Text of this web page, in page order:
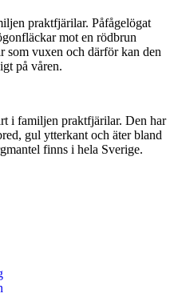
praktfjärilar. Påfågelögat
mot en rödbrun
som vuxen och därför kan den
på våren.
i familjen praktfjärilar. Den har
gul ytterkant och äter bland
finns i hela Sverige.